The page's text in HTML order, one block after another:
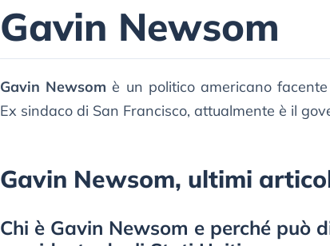
Gavin Newsom
Gavin Newsom è un politico americano
Ex sindaco di San Francisco, attualmente è il
Gavin Newsom, ultimi
Chi è Gavin Newsom e perché può